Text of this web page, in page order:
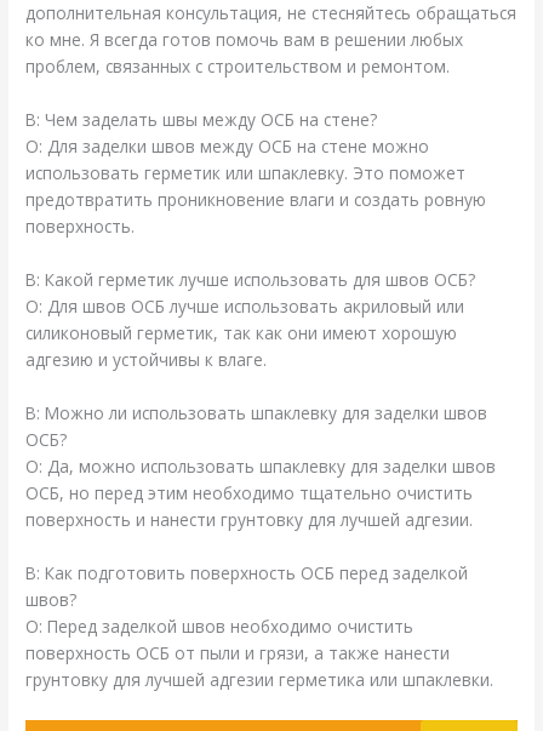
дополнительная консультация, не стесняйтесь обращаться
ко мне. Я всегда готов помочь вам в решении любых
проблем, связанных с строительством и ремонтом.
В: Чем заделать швы между ОСБ на стене?
О: Для заделки швов между ОСБ на стене можно
использовать герметик или шпаклевку. Это поможет
предотвратить проникновение влаги и создать ровную
поверхность.
В: Какой герметик лучше использовать для швов ОСБ?
О: Для швов ОСБ лучше использовать акриловый или
силиконовый герметик, так как они имеют хорошую
адгезию и устойчивы к влаге.
В: Можно ли использовать шпаклевку для заделки швов
ОСБ?
О: Да, можно использовать шпаклевку для заделки швов
ОСБ, но перед этим необходимо тщательно очистить
поверхность и нанести грунтовку для лучшей адгезии.
В: Как подготовить поверхность ОСБ перед заделкой
швов?
О: Перед заделкой швов необходимо очистить
поверхность ОСБ от пыли и грязи, а также нанести
грунтовку для лучшей адгезии герметика или шпаклевки.